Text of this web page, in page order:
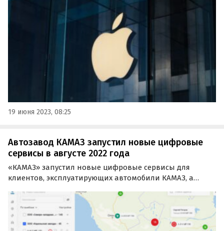
производителей смартфонов.
19 июня 2023, 08:25
Автозавод КАМАЗ запустил новые цифровые
сервисы в августе 2022 года
«КАМАЗ» запустил новые цифровые сервисы для
клиентов, эксплуатирующих автомобили КАМАЗ, а
автовладельца». Об этом в четверг, 25 августа,
сообщила пресс-служба автогиганта.